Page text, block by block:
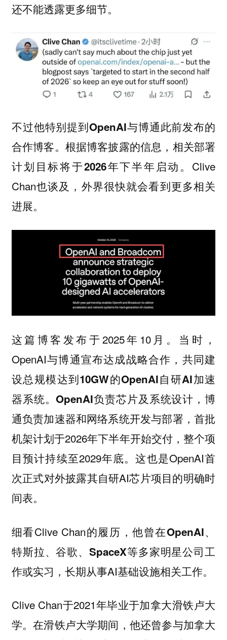
还不能透露更多细节。
不过他特别提到OpenAI与博通此前发布的
合作博客。根据博客披露的信息 ，相关部署
计划目标将于2026年下半年启动 。Clive
Chan也谈及，外界很快就会看到更多相关
进展。
这篇博客发布于2025年10月。当时，
OpenAI与博通宣布达成战略合作，共同建
设总规模达到10GW的OpenAI自研AI加速
器系统。OpenAI负责芯片及系统设计，博
通负责加速器和网络系统开发与部署 ，首批
机架计划于2026年下半年开始交付，整个项
目预计持续至2029年底。这也是OpenAI首
次正式对外披露其自研AI芯片项目的明确时
间表。
细看Clive Chan的履历，他曾在OpenAI、
特斯拉、谷歌、SpaceX等多家明星公司工
作或实习，长期从事AI基础设施相关工作。
Clive Chan于2021年毕业于加拿大滑铁卢大
学。在滑铁卢大学期间，他还曾参与加拿大